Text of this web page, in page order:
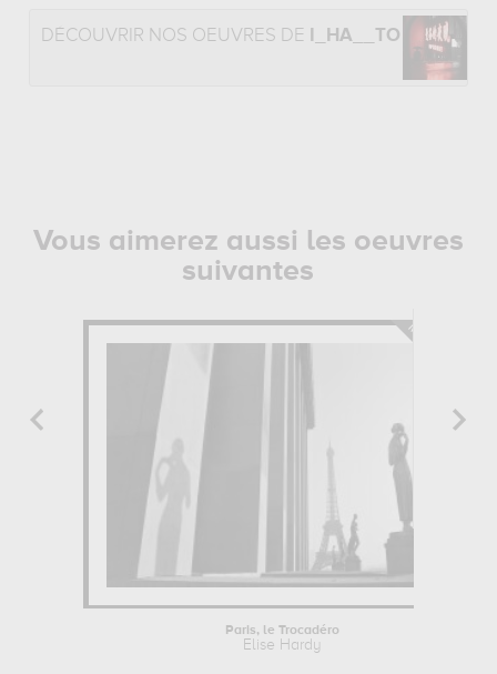
DÉCOUVRIR NOS OEUVRES DE I_HA__TO
Vous aimerez aussi les oeuvres
suivantes
Paris, le Trocadéro
Elise Hardy